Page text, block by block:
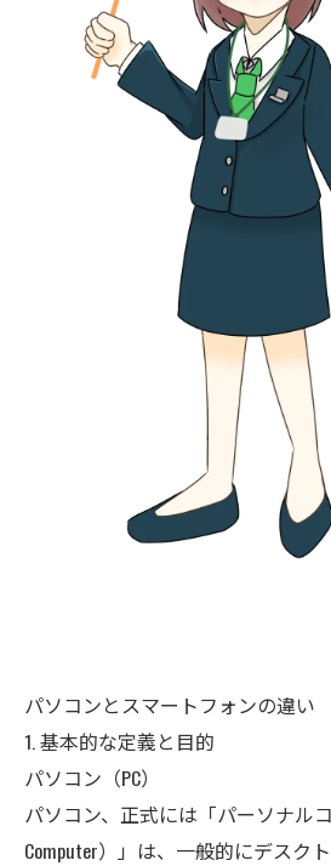
パソコンとスマートフォンの違い
1. 基本的な定義と目的
パソコン（PC）
パソコン、正式には「パーソナル
Computer）」は、一般的にデスク